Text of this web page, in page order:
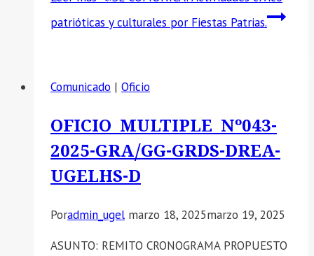
patrióticas y culturales por Fiestas Patrias.
Comunicado | Oficio
OFICIO MULTIPLE Nº043-
2025-GRA/GG-GRDS-DREA-
UGELHS-D
Poradmin_ugel marzo 18, 2025marzo 19, 2025
ASUNTO: REMITO CRONOGRAMA PROPUESTO